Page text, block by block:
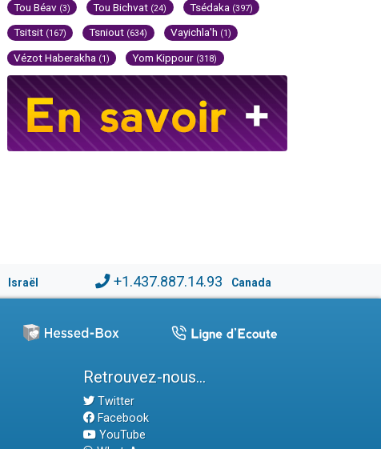
Tou Béav (3) Tou Bichvat (24) Tsédaka (397)
Tsitsit (167) Tsniout (634) Vayichla'h (1)
Vézot Haberakha (1) Yom Kippour (318)
Israël +1.437.887.14.93 Canada
Retrouvez-nous...
Twitter
Facebook
YouTube